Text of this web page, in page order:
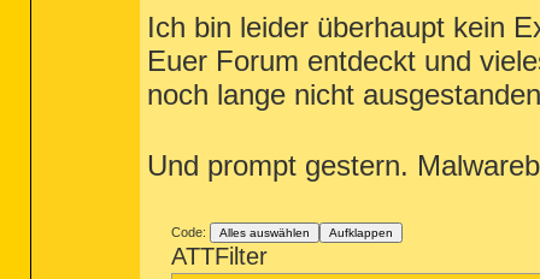
(Keine bösartigen Objekte gefunden)
(Ende)
Ich bin leider überhaupt kein
Euer Forum entdeckt und
noch lange nicht
Und prompt gestern.
Code: Alles auswählen Aufklappen
ATTFilter